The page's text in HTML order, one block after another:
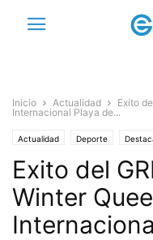
Inicio Actualidad
Exito
Internacional Playa de...
Actualidad Deporte
Exito del
Winter